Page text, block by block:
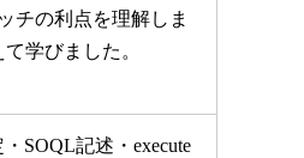
チの利点を理解しま
学びました。
SOQL記述・execute